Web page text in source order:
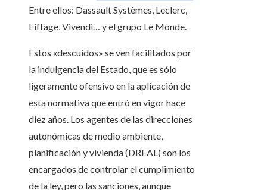
Entre ellos: Dassault Systèmes, Leclerc,
Eiffage, Vivendi… y el grupo Le Monde.
Estos «descuidos» se ven facilitados por
la indulgencia del Estado, que es sólo
ligeramente ofensivo en la aplicación de
esta normativa que entró en vigor hace
diez años. Los agentes de las direcciones
autonómicas de medio ambiente,
planificación y vivienda (DREAL) son los
encargados de controlar el cumplimiento
de la ley, pero las sanciones, aunque